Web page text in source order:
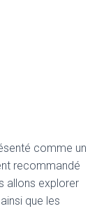
comme un
recommandé
allons explorer
que les